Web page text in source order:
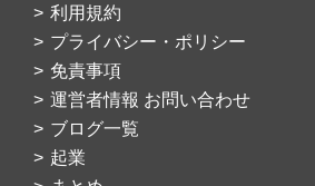
利用規約
プライバシー・ポリシー
免責事項
運営者情報 お問い合わせ
ブログ一覧
起業